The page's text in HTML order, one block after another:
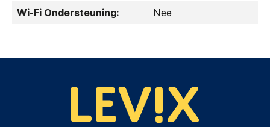
Wi-Fi Ondersteuning:
Nee